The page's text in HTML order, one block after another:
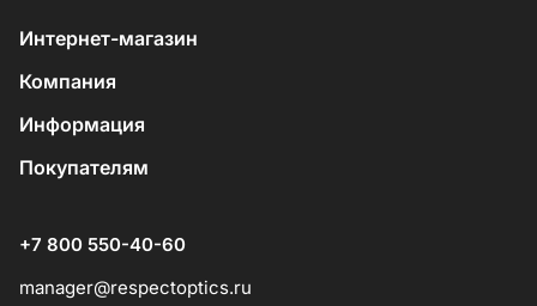
Интернет-магазин
Компания
Информация
Покупателям
+7 800 550-40-60
manager@respectoptics.ru